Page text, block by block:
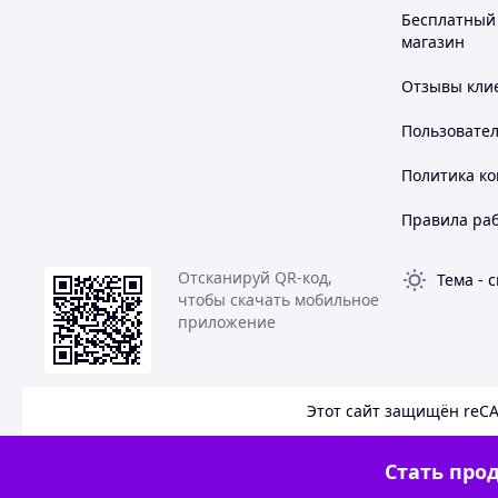
Датчик отпечатков пальцев, Поддержка 4G,
Знакомьтесь с нашим самым инновационным,
внутри и снаружи перед вами откроется новый,
Наш совершенно новый Fold начинается здесь
Самый
тонкий и легкий
Galaxy Z Fold
Бесплатный
магазин
Отзывы
Политика
Правила
Отсканируй QR-код,
чтобы скачать мобильное
приложение
Тема -
Этот сайт защищён
Стать